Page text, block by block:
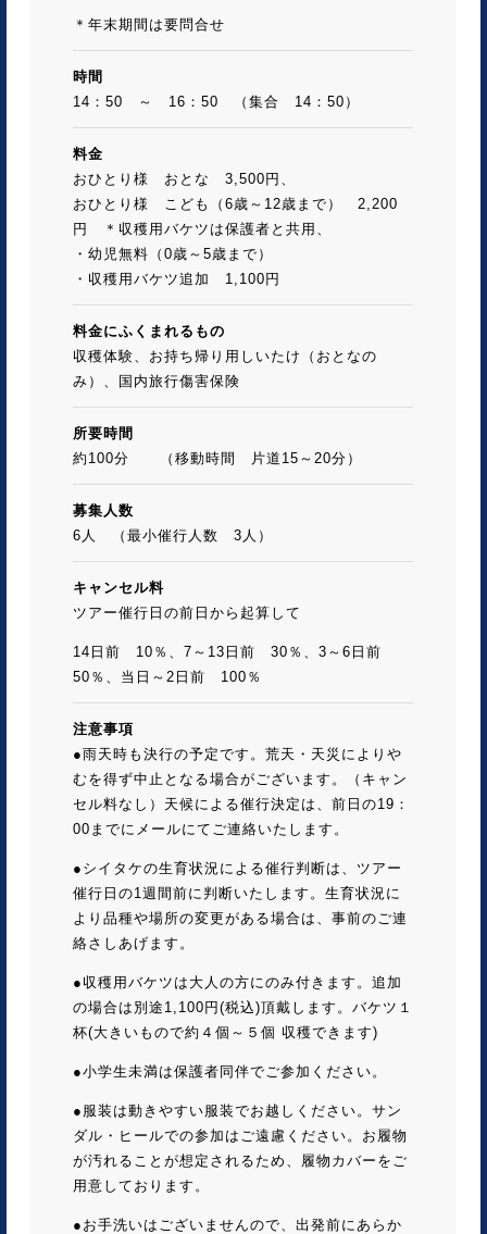
＊年末期間は要問合せ
時間
14：50 ～ 16：50 （集合 14：50）
料金
おひとり様 おとな 3,500円、
おひとり様 こども（6歳～12歳まで） 2,200
円 ＊収穫用バケツは保護者と共用、
・幼児無料（0歳～5歳まで）
・収穫用バケツ追加 1,100円
料金にふくまれるもの
収穫体験、お持ち帰り用しいたけ（おとなの
み）、国内旅行傷害保険
所要時間
約100分 （移動時間 片道15～20分）
募集人数
6人 （最小催行人数 3人）
キャンセル料
ツアー催行日の前日から起算して
14日前 10％、7～13日前 30％、3～6日前
50％、当日～2日前 100％
注意事項
●雨天時も決行の予定です。荒天・天災によりや
むを得ず中止となる場合がございます。（キャン
セル料なし）天候による催行決定は、前日の19：
00までにメールにてご連絡いたします。
●シイタケの生育状況による催行判断は、ツアー
催行日の1週間前に判断いたします。生育状況に
より品種や場所の変更がある場合は、事前のご連
絡さしあげます。
●収穫用バケツは大人の方にのみ付きます。追加
の場合は別途1,100円(税込)頂戴します。バケツ１
杯(大きいもので約４個～５個 収穫できます)
●小学生未満は保護者同伴でご参加ください。
●服装は動きやすい服装でお越しください。サン
ダル・ヒールでの参加はご遠慮ください。お履物
が汚れることが想定されるため、履物カバーをご
用意しております。
●お手洗いはございませんので、出発前にあらか